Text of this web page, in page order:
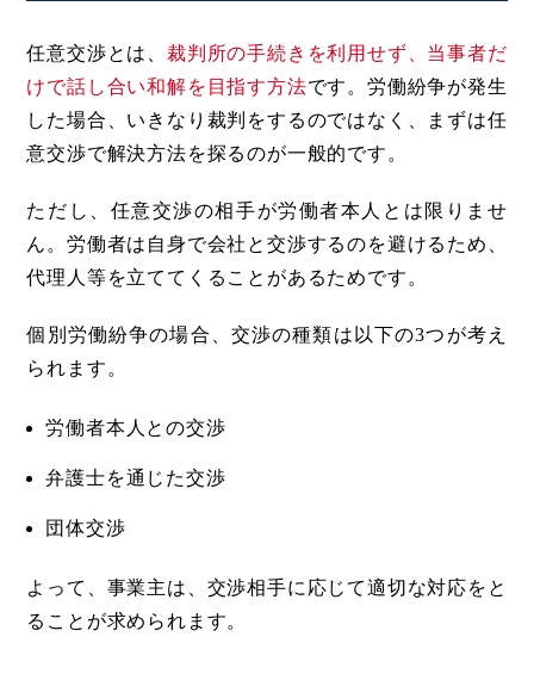
任意交渉とは、 裁判所の手続きを利用せず、当事者だ
けで話し合い和解を目指す方法です。労働紛争が発生
した場合、いきなり裁判をするのではなく、まずは任
意交渉で解決方法を探るのが一般的です。
ただし、任意交渉の相手が労働者本人とは限りませ
ん。労働者は自身で会社と交渉するのを避けるため、
代理人等を立ててくることがあるためです。
個別労働紛争の場合、交渉の種類は以下の3つが考え
られます。
労働者本人との交渉
弁護士を通じた交渉
団体交渉
よって、事業主は、交渉相手に応じて適切な対応をと
ることが求められます。